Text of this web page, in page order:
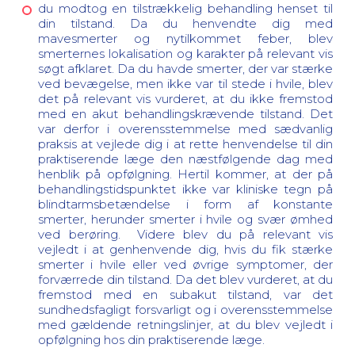
du modtog en tilstrækkelig behandling henset til
din tilstand. Da du henvendte dig med
mavesmerter og nytilkommet feber, blev
smerternes lokalisation og karakter på relevant vis
søgt afklaret. Da du havde smerter, der var stærke
ved bevægelse, men ikke var til stede i hvile, blev
det på relevant vis vurderet, at du ikke fremstod
med en akut behandlingskrævende tilstand. Det
var derfor i overensstemmelse med sædvanlig
praksis at vejlede dig i at rette henvendelse til din
praktiserende læge den næstfølgende dag med
henblik på opfølgning. Hertil kommer, at der på
behandlingstidspunktet ikke var kliniske tegn på
blindtarmsbetændelse i form af konstante
smerter, herunder smerter i hvile og svær ømhed
ved berøring. Videre blev du på relevant vis
vejledt i at genhenvende dig, hvis du fik stærke
smerter i hvile eller ved øvrige symptomer, der
forværrede din tilstand. Da det blev vurderet, at du
fremstod med en subakut tilstand, var det
sundhedsfagligt forsvarligt og i overensstemmelse
med gældende retningslinjer, at du blev vejledt i
opfølgning hos din praktiserende læge.